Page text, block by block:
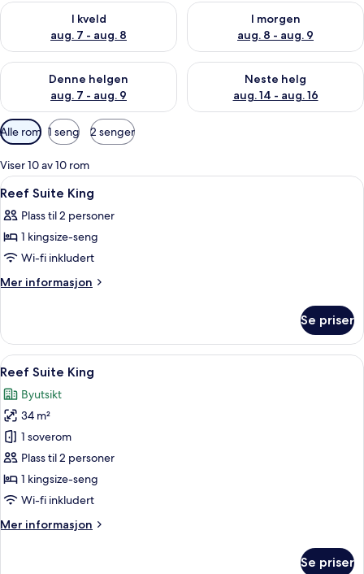
I kveld
aug. 7 - aug. 8
Sjekk tilgjengelighet for i kveld, aug. 7 - aug. 8
I morgen
aug. 8 - aug. 9
Sjekk tilgjengelighet for i
Denne helgen
aug. 7 - aug. 9
Sjekk tilgjengelighet for denne helgen, aug. 7 - aug. 9
Neste helg
aug. 14 - aug. 16
Sjekk tilgjengelighet for neste
Tilgjengelige
filtre
for
rom
Alle rom 1 seng 2 senger
Viser 10 av 10 rom
Åpne
alle
bildene
av
Reef
Suite
Sengetøy av topp kvalitet, safe på
7
Reef Suite King
Plass til 2 personer
1 kingsize-seng
Wi-fi inkludert
Mer informasjon
Mer
Suite
King
Se priser
Åpne
alle
bildene
av
Reef
Suite
King
Sengetøy av topp kvalitet, safe på
15
Reef Suite King
Byutsikt
34 m²
1 soverom
Plass til 2 personer
1 kingsize-seng
Wi-fi inkludert
Mer informasjon
Mer
Se priser